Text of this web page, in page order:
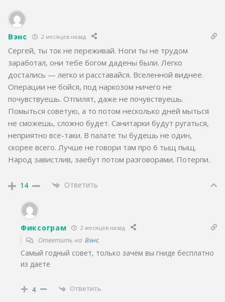
Вэнс 2 месяцев назад
Сергей, ты ток не переживай. Ноги ты не трудом
заработал, они тебе богом дадены были. Легко
достались — легко и расставайся. Вселенной виднее.
Операции не бойся, под наркозом ничего не
почувствуешь. Отпилят, даже не почувствуешь.
Помыться советую, а то потом несколько дней мыться
не сможешь, сложно будет. Санитарки будут ругаться,
неприятно все-таки. В палате ты будешь не один,
скорее всего. Лучше не говори там про 6 тыщ пыщ.
Народ завистлив, заебут потом разговорами. Потерпи.
14 Ответить
Фиксограм 2 месяцев назад
Ответить на Вэнс
Самый годный совет, только зачем вы гниде бесплатно
из даете
4 Ответить